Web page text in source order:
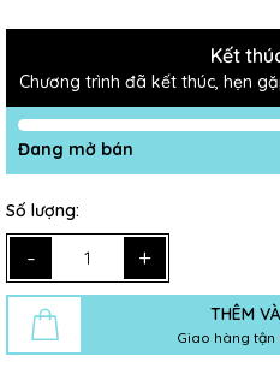
Kết
Chương trình đã kết thúc, hẹn
Đang mở bán
Số lượng:
- +
THÊM
Giao hàng tận